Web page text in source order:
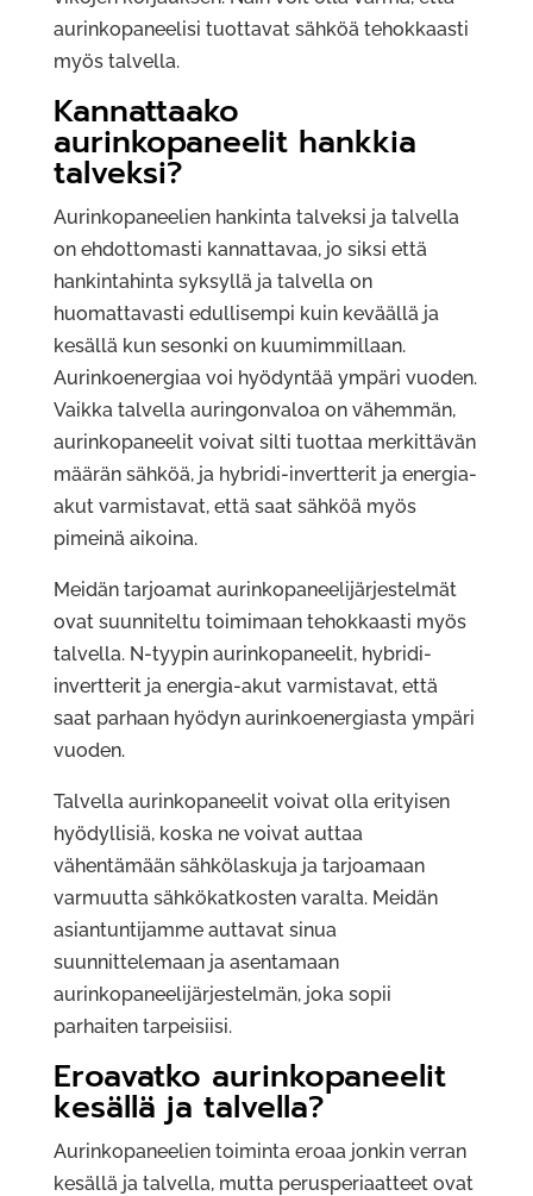
aurinkopaneelisi tuottavat sähköä tehokkaasti
myös talvella.
Kannattaako
aurinkopaneelit hankkia
talveksi?
Aurinkopaneelien hankinta talveksi ja talvella
on ehdottomasti kannattavaa, jo siksi että
hankintahinta syksyllä ja talvella on
huomattavasti edullisempi kuin keväällä ja
kesällä kun sesonki on kuumimmillaan.
Aurinkoenergiaa voi hyödyntää ympäri vuoden.
Vaikka talvella auringonvaloa on vähemmän,
aurinkopaneelit voivat silti tuottaa merkittävän
määrän sähköä, ja hybridi-invertterit ja energia-
akut varmistavat, että saat sähköä myös
pimeinä aikoina.
Meidän tarjoamat aurinkopaneelijärjestelmät
ovat suunniteltu toimimaan tehokkaasti myös
talvella. N-tyypin aurinkopaneelit, hybridi-
invertterit ja energia-akut varmistavat, että
saat parhaan hyödyn aurinkoenergiasta ympäri
vuoden.
Talvella aurinkopaneelit voivat olla erityisen
hyödyllisiä, koska ne voivat auttaa
vähentämään sähkölaskuja ja tarjoamaan
varmuutta sähkökatkosten varalta. Meidän
asiantuntijamme auttavat sinua
suunnittelemaan ja asentamaan
aurinkopaneelijärjestelmän, joka sopii
parhaiten tarpeisiisi.
Eroavatko aurinkopaneelit
kesällä ja talvella?
Aurinkopaneelien toiminta eroaa jonkin verran
kesällä ja talvella, mutta perusperiaatteet ovat